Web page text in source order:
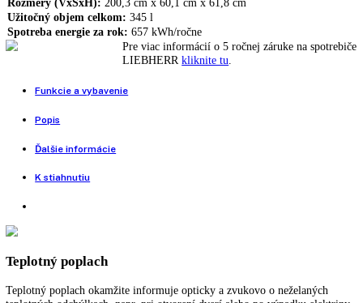
Teplotný rozsah mraziacej časti
Funkcia skúšania poplachu, Digitálny ukazovateľ teploty, Ochrana
výbuchu: ATEX 95, Chladenie cirkulačným vzduchom, Efektívny
konštantnosť teploty: EN 60068-3, Ekologické chladiace prostriedky,
LCexv
MediLine
elektronikou
Komfort
quantity
Pridať do košíka BUY NOW
Porovnať tento produkt
Rozmery (VxŠxH):
Užitočný objem celkom: